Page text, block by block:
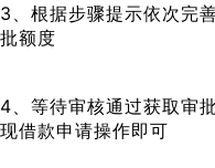
3、根据步骤提示依次完
批额度
4、等待审核通过获取审
现借款申请操作即可